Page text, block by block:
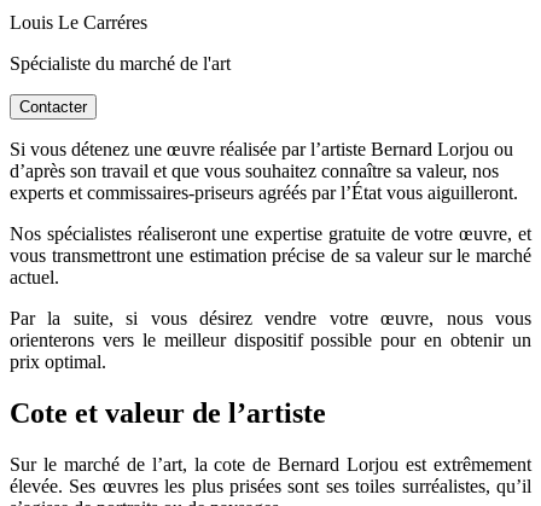
Louis Le Carréres
Spécialiste du marché de l'art
Contacter
Si vous détenez une œuvre réalisée par l’artiste Bernard Lorjou ou
d’après son travail et que vous souhaitez connaître sa valeur, nos
experts et commissaires-priseurs agréés par l’État vous aiguilleront.
Nos spécialistes réaliseront une expertise gratuite de votre œuvre, et
vous transmettront une estimation précise de sa valeur sur le marché
actuel.
Par la suite, si vous désirez vendre votre œuvre, nous vous
orienterons vers le meilleur dispositif possible pour en obtenir un
prix optimal.
Cote et valeur de l’artiste
Sur le marché de l’art, la cote de Bernard Lorjou est extrêmement
élevée. Ses œuvres les plus prisées sont ses toiles surréalistes, qu’il